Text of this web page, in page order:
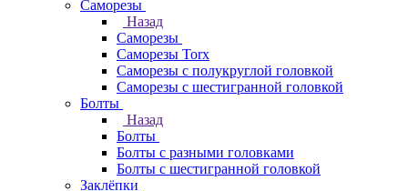
Саморезы
Назад
Саморезы
Саморезы Torx
Саморезы с полукруглой головкой
Саморезы с шестигранной головкой
Болты
Назад
Болты
Болты с разными головками
Болты с шестигранной головкой
Заклёпки